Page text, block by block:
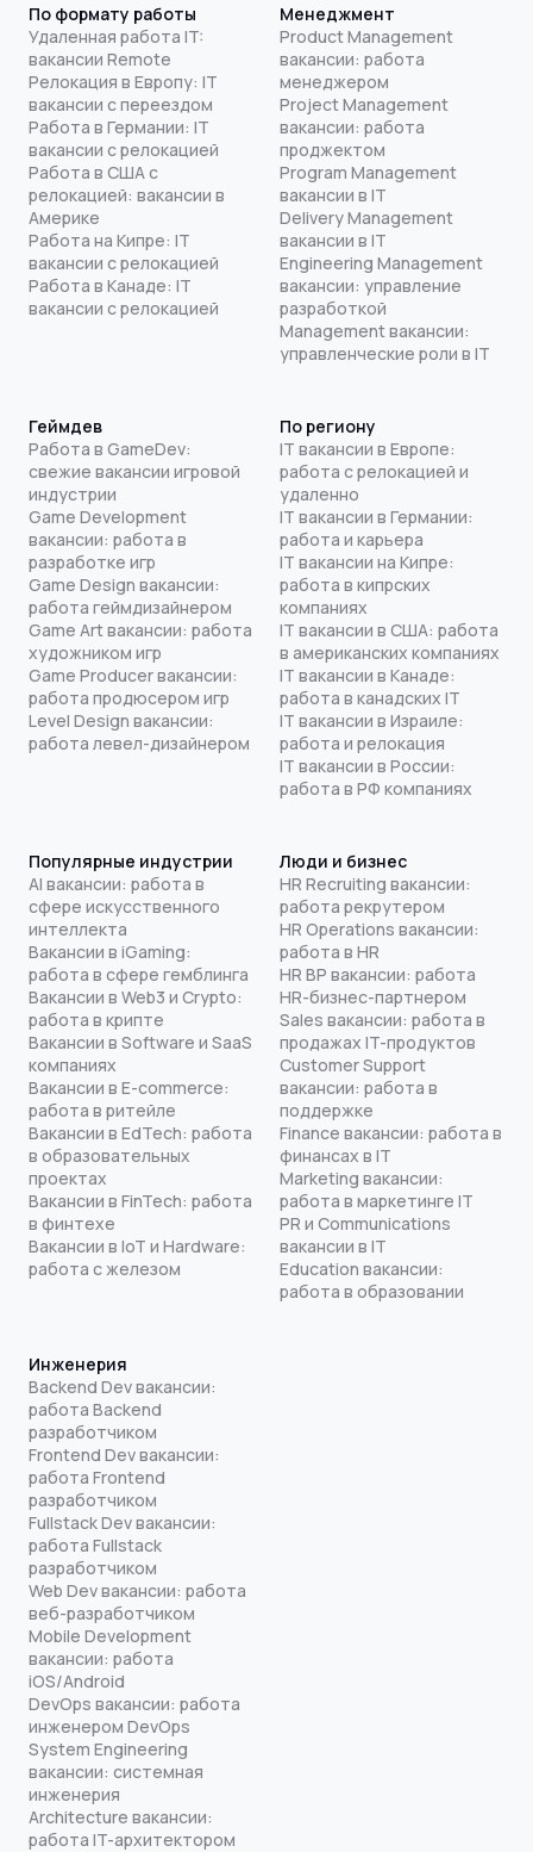
По формату работы
Удаленная работа IT:
вакансии Remote
Релокация в Европу: IT
вакансии с переездом
Работа в Германии: IT
вакансии с релокацией
Работа в США с
релокацией: вакансии в
Америке
Работа на Кипре: IT
вакансии с релокацией
Работа в Канаде: IT
вакансии с релокацией
Менеджмент
Product Management
вакансии: работа
менеджером
Project Management
вакансии: работа
проджектом
Program Management
вакансии в IT
Delivery Management
вакансии в IT
Engineering Management
вакансии: управление
разработкой
Management вакансии:
управленческие роли в IT
Геймдев
Работа в GameDev:
свежие вакансии игровой
индустрии
Game Development
вакансии: работа в
разработке игр
Game Design вакансии:
работа геймдизайнером
Game Art вакансии: работа
художником игр
Game Producer вакансии:
работа продюсером игр
Level Design вакансии:
работа левел-дизайнером
По региону
IT вакансии в Европе:
работа с релокацией и
удаленно
IT вакансии в Германии:
работа и карьера
IT вакансии на Кипре:
работа в кипрских
компаниях
IT вакансии в США: работа
в американских компаниях
IT вакансии в Канаде:
работа в канадских IT
IT вакансии в Израиле:
работа и релокация
IT вакансии в России:
работа в РФ компаниях
Популярные индустрии
AI вакансии: работа в
сфере искусственного
интеллекта
Вакансии в iGaming:
работа в сфере гемблинга
Вакансии в Web3 и Crypto:
работа в крипте
Вакансии в Software и SaaS
компаниях
Вакансии в E-commerce:
работа в ритейле
Вакансии в EdTech: работа
в образовательных
проектах
Вакансии в FinTech: работа
в финтехе
Вакансии в IoT и Hardware:
работа с железом
Люди и бизнес
HR Recruiting вакансии:
работа рекрутером
HR Operations вакансии:
работа в HR
HR BP вакансии: работа
HR-бизнес-партнером
Sales вакансии: работа в
продажах IT-продуктов
Customer Support
вакансии: работа в
поддержке
Finance вакансии: работа в
финансах в IT
Marketing вакансии:
работа в маркетинге IT
PR и Communications
вакансии в IT
Education вакансии:
работа в образовании
Инженерия
Backend Dev вакансии:
работа Backend
разработчиком
Frontend Dev вакансии:
работа Frontend
разработчиком
Fullstack Dev вакансии:
работа Fullstack
разработчиком
Web Dev вакансии: работа
веб-разработчиком
Mobile Development
вакансии: работа
iOS/Android
DevOps вакансии: работа
инженером DevOps
System Engineering
вакансии: системная
инженерия
Architecture вакансии:
работа IT-архитектором